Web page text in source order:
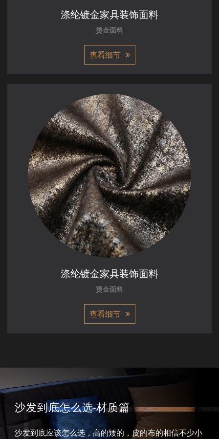
涤纶镀金家具装饰面料
烫金面料
查看细节
涤纶镀金家具装饰面料
烫金面料
查看细节
沙发到底怎么选-材质篇
沙发到底应该怎么选，高的矮的，皮的布的相信不少小